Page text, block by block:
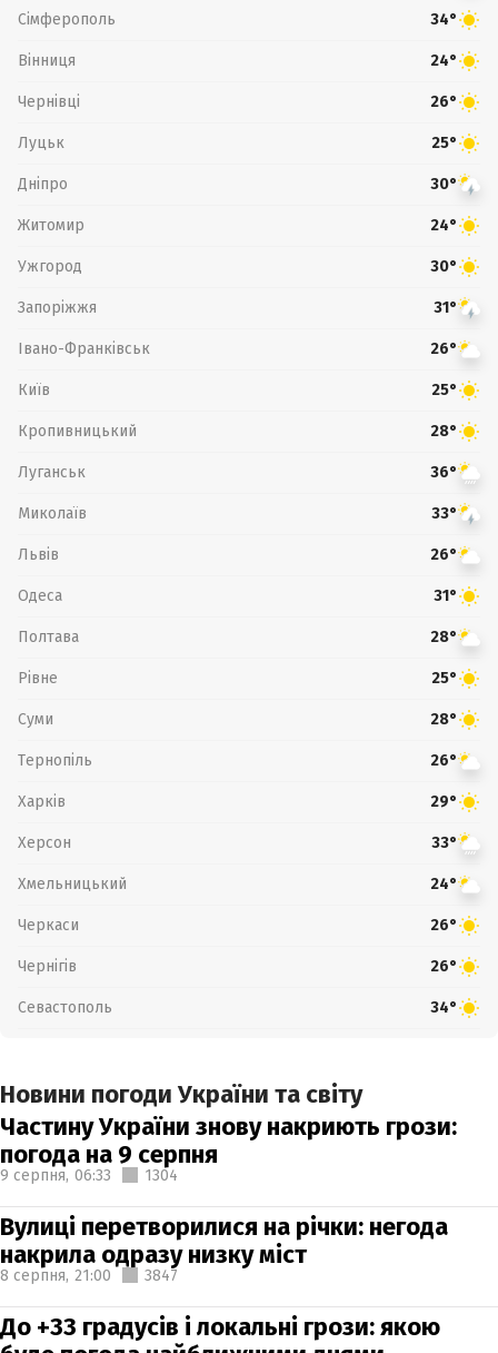
Сімферополь 34°
Вінниця 24°
Чернівці 26°
Луцьк 25°
Дніпро 30°
Житомир 24°
Ужгород 30°
Запоріжжя 31°
Івано-Франківськ 26°
Київ 25°
Кропивницький 28°
Луганськ 36°
Миколаїв 33°
Львів 26°
Одеса 31°
Полтава 28°
Рівне 25°
Суми 28°
Тернопіль 26°
Харків 29°
Херсон 33°
Хмельницький 24°
Черкаси 26°
Чернігів 26°
Севастополь 34°
Новини погоди України та світу
Частину України знову накриють грози:
погода на 9 серпня
9 серпня, 06:33 1304
Вулиці перетворилися на річки: негода
накрила одразу низку міст
8 серпня, 21:00 3847
До +33 градусів і локальні грози: якою